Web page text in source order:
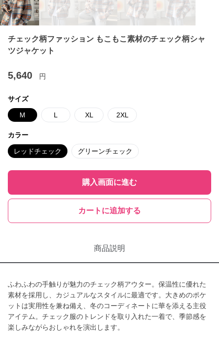
チェック柄ファッション もこもこ素材のチェック柄シャ
ツジャケット
5,640 円
サイズ
M L XL 2XL
カラー
レッドチェック グリーンチェック
購入画面に進む
カートに追加する
商品説明
ふわふわの手触りが魅力のチェック柄アウター。保温性に優れた
素材を採用し、カジュアルなスタイルに最適です。大きめのポケ
ットは実用性を兼ね備え、冬のコーディネートに華を添える主役
アイテム。チェック服のトレンドを取り入れた一着で、季節感を
楽しみながらおしゃれを演出します。